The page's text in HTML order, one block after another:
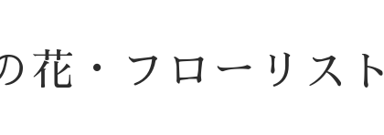
花・フローリス